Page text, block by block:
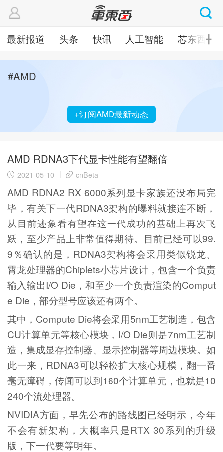
最新报道 头条 快讯 人工智能 芯东西 ╋
#AMD
+订阅AMD最新动态
AMD RDNA3下代显卡性能有望翻倍
2021-05-10 cnBeta
AMD RDNA2 RX 6000系列显卡家族还没布局完
毕，有关下一代RDNA3架构的曝料就接连不断，
从目前迹象看有望在这一代成功的基础上再次飞
跃，至少产品上非常值得期待。目前已经可以99.
9％确认的是，RDNA3架构将会采用类似锐龙、
霄龙处理器的Chiplets小芯片设计，包含一个负责
输入输出I/O Die，和至少一个负责渲染的Comput
e Die，部分型号应该还有两个。
其中，Compute Die将会采用5nm工艺制造，包含
CU计算单元等核心模块，I/O Die则是7nm工艺制
造，集成显存控制器、显示控制器等周边模块。如
此一来，RDNA3可以轻松扩大核心规模，翻一番
毫无障碍，传闻可以到160个计算单元，也就是10
240个流处理器。
NVIDIA方面，早先公布的路线图已经明示，今年
不会有新架构，大概率只是RTX 30系列的升级
版，下一代要等明年。